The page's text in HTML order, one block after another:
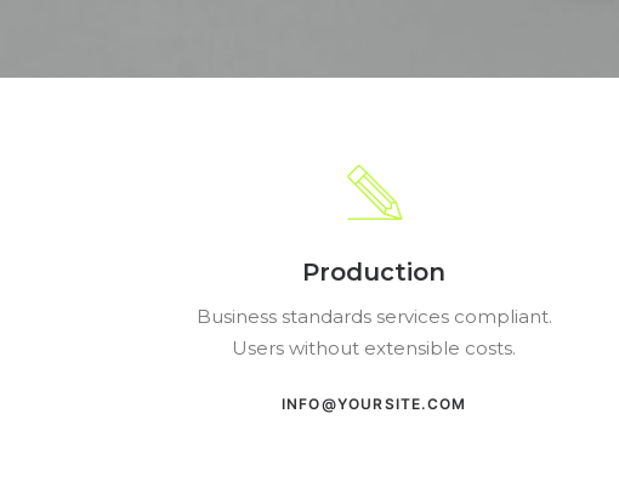
Production
Business standards services compliant.
Users without extensible costs.
INFO@YOURSITE.COM